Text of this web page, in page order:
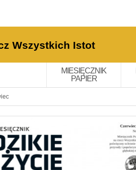
Wszystkich Istot
MIESIĘCZNIK
PAPIER